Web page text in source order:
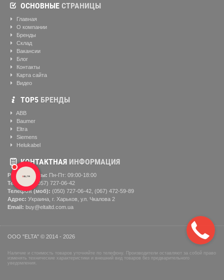
ОСНОВНЫЕ СТРАНИЦЫ
Главная
О компании
Бренды
Склад
Вакансии
Блог
Контакты
Карта сайта
Видео
ТОР5 БРЕНДЫ
ABB
Baumer
Eltra
Siemens
Helukabel
КОНТАКТНАЯ ИНФОРМАЦИЯ
Рабочие часы: Пн-Пт: 09:00-18:00
Телефон: (057) ‎727-06-42
Телефон (моб): (050) 727-06-42, (067) 472-59-89
Адрес: Украина, г. Харьков, ул. Чкалова 2
Email: buy@eltaltd.com.ua
ООО "ELTA" © 2014 - 2026
Наличие и стоимость товаров уточняйте по телефону. Производители оставляют за собой право
изменять технические характеристики и внешний вид товаров без предварительного
уведомления.